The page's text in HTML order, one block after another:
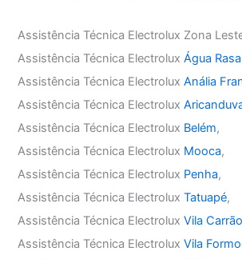
Assistência Técnica Electrolux Zona
Assistência Técnica ElectroluxÁgua Rasa
Assistência Técnica ElectroluxAnália
Assistência Técnica Electrolux
Assistência Técnica Electrolux Belém,
Assistência Técnica Electrolux Mooca,
Assistência Técnica Electrolux Penha,
Assistência Técnica ElectroluxTatuapé,
Assistência Técnica ElectroluxVila Carrão
Assistência Técnica ElectroluxVila